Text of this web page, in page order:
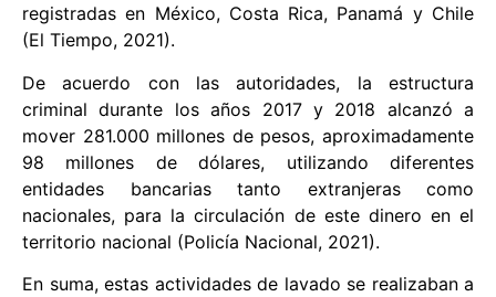
registradas en México, Costa Rica, Panamá y Chile
(El Tiempo, 2021).
De acuerdo con las autoridades, la estructura
criminal durante los años 2017 y 2018 alcanzó a
mover 281.000 millones de pesos, aproximadamente
98 millones de dólares, utilizando diferentes
entidades bancarias tanto extranjeras como
nacionales, para la circulación de este dinero en el
territorio nacional (Policía Nacional, 2021).
En suma, estas actividades de lavado se realizaban a